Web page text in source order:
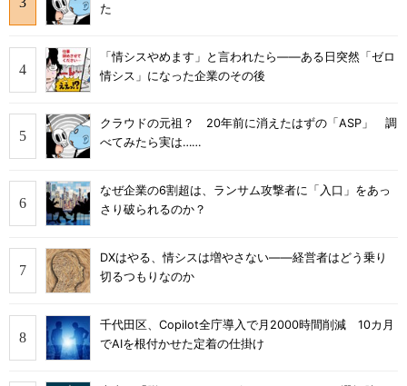
た
「情シスやめます」と言われたら――ある日突然「ゼロ
情シス」になった企業のその後
クラウドの元祖？ 20年前に消えたはずの「ASP」 調
べてみたら実は……
なぜ企業の6割超は、ランサム攻撃者に「入口」をあっ
さり破られるのか？
DXはやる、情シスは増やさない――経営者はどう乗り
切るつもりなのか
千代田区、Copilot全庁導入で月2000時間削減 10カ月
でAIを根付かせた定着の仕掛け